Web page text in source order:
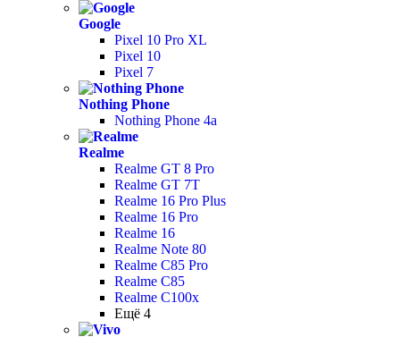
Google
Pixel 10 Pro XL
Pixel 10
Pixel 7
Nothing Phone
Nothing Phone 4a
Realme
Realme GT 8 Pro
Realme GT 7T
Realme 16 Pro Plus
Realme 16 Pro
Realme 16
Realme Note 80
Realme C85 Pro
Realme C85
Realme C100x
Ещё 4